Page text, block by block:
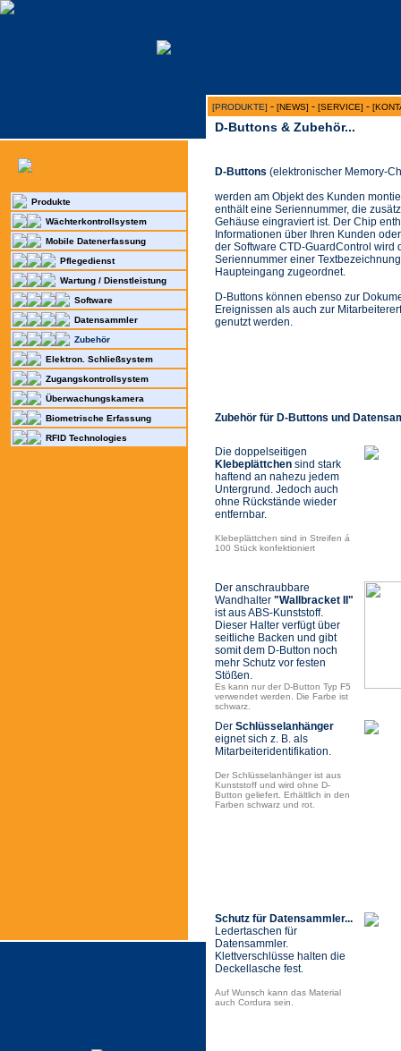
[PRODUKTE] - [NEWS] - [SERVICE] -
D-Buttons & Zubehör...
Produkte
Wächterkontrollsystem
Mobile Datenerfassung
Pflegedienst
Wartung / Dienstleistung
Software
Datensammler
Zubehör
Elektron. Schließsystem
Zugangskontrollsystem
Überwachungskamera
Biometrische Erfassung
RFID Technologies
D-Buttons (elektronischer Memory-
werden am Objekt des Kunden
enthält eine Seriennummer, die
Gehäuse eingraviert ist. Der Chip
Informationen über Ihren Kunden
der Software CTD-GuardControl wird
Seriennummer einer
Haupteingang zugeordnet.
D-Buttons können ebenso zur
Ereignissen als auch zur
genutzt werden.
Zubehör für D-Buttons und
Die doppelseitigen
Klebeplättchen sind stark
haftend an nahezu jedem
Untergrund. Jedoch auch
ohne Rückstände wieder
entfernbar.
Klebeplättchen sind in Streifen á
100 Stück konfektioniert
Der anschraubbare
Wandhalter "Wallbracket II"
ist aus ABS-Kunststoff.
Dieser Halter verfügt über
seitliche Backen und gibt
somit dem D-Button noch
mehr Schutz vor festen
Stößen.
Es kann nur der D-Button Typ F5
verwendet werden. Die Farbe ist
schwarz.
Der Schlüsselanhänger
eignet sich z. B. als
Mitarbeiteridentifikation.
Der Schlüsselanhänger ist aus
Kunststoff und wird ohne D-
Button geliefert. Erhältlich in den
Farben schwarz und rot.
Schutz für Datensammler...
Ledertaschen für
Datensammler.
Klettverschlüsse halten die
Deckellasche fest.
Auf Wunsch kann das Material
auch Cordura sein.